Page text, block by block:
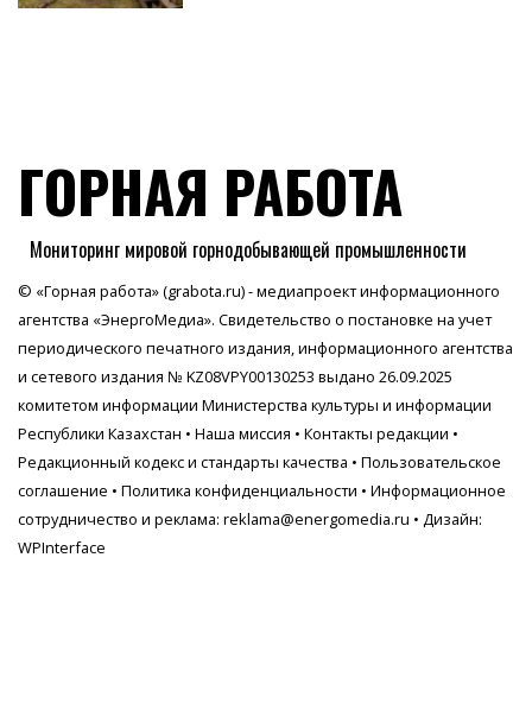
ГОРНАЯ РАБОТА
Мониторинг мировой горнодобывающей промышленности
© «Горная работа» (grabota.ru) - медиапроект информационного
агентства «ЭнергоМедиа». Свидетельство о постановке на учет
периодического печатного издания, информационного агентства
и сетевого издания № KZ08VPY00130253 выдано 26.09.2025
комитетом информации Министерства культуры и информации
Республики Казахстан • Наша миссия • Контакты редакции •
Редакционный кодекс и стандарты качества • Пользовательское
соглашение • Политика конфиденциальности • Информационное
сотрудничество и реклама: reklama@energomedia.ru • Дизайн:
WPInterface